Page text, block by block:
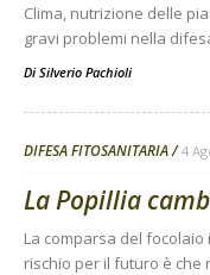
Clima, nutrizione delle
gravi problemi nella
Di Silverio Pachioli
DIFESA FITOSANITARIA 4
La Popillia
La comparsa del focolaio
rischio per il futuro è